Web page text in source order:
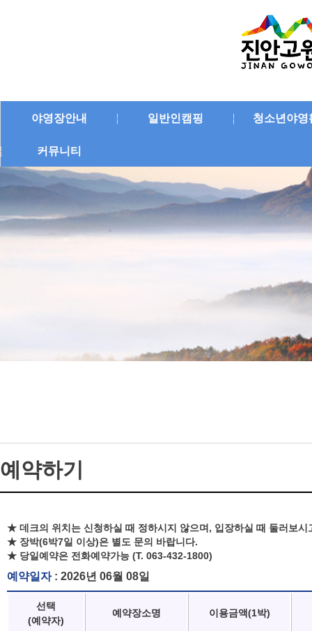
야영장안내 일반인캠핑 청소년야영
커뮤니티
예약하기
★ 데크의 위치는 신청하실 때 정하시지 않으며, 입장하실 때 둘러보시
★ 장박(6박7일 이상)은 별도 문의 바랍니다.
★ 당일예약은 전화예약가능 (T. 063-432-1800)
예약일자: 2026년 06월 08일
선택
(예약자)
예약장소명 이용금액(1박)